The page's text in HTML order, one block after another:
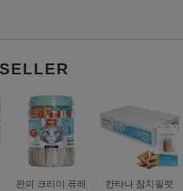
완피 크리미 퓨레
칸타나 참치필렛